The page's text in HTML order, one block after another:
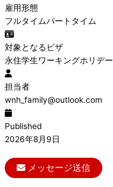
雇用形態
フルタイムパートタイム
対象となるビザ
永住学生ワーキングホリデー
担当者
wnh_family@outlook.com
Published
2026年8月9日
メッセージ送信